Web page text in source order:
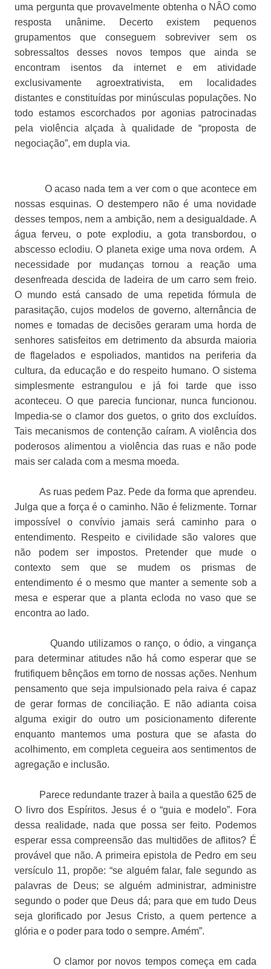
uma pergunta que provavelmente obtenha o NÂO como
resposta unânime. Decerto existem pequenos
grupamentos que conseguem sobreviver sem os
sobressaltos desses novos tempos que ainda se
encontram isentos da internet e em atividade
exclusivamente agroextrativista, em localidades
distantes e constituídas por minúsculas populações. No
todo estamos escorchados por agonias patrocinadas
pela violência alçada à qualidade de “proposta de
negociação”, em dupla via.
O acaso nada tem a ver com o que acontece em
nossas esquinas. O destempero não é uma novidade
desses tempos, nem a ambição, nem a desigualdade. A
água ferveu, o pote explodiu, a gota transbordou, o
abscesso eclodiu. O planeta exige uma nova ordem. A
necessidade por mudanças tornou a reação uma
desenfreada descida de ladeira de um carro sem freio.
O mundo está cansado de uma repetida fórmula de
parasitação, cujos modelos de governo, alternância de
nomes e tomadas de decisões geraram uma horda de
senhores satisfeitos em detrimento da absurda maioria
de flagelados e espoliados, mantidos na periferia da
cultura, da educação e do respeito humano. O sistema
simplesmente estrangulou e já foi tarde que isso
aconteceu. O que parecia funcionar, nunca funcionou.
Impedia-se o clamor dos guetos, o grito dos excluídos.
Tais mecanismos de contenção caíram. A violência dos
poderosos alimentou a violência das ruas e não pode
mais ser calada com a mesma moeda.
As ruas pedem Paz. Pede da forma que aprendeu.
Julga que a força é o caminho. Não é felizmente. Tornar
impossível o convívio jamais será caminho para o
entendimento. Respeito e civilidade são valores que
não podem ser impostos. Pretender que mude o
contexto sem que se mudem os prismas de
entendimento é o mesmo que manter a semente sob a
mesa e esperar que a planta ecloda no vaso que se
encontra ao lado.
Quando utilizamos o ranço, o ódio, a vingança
para determinar atitudes não há como esperar que se
frutifiquem bênçãos em torno de nossas ações. Nenhum
pensamento que seja impulsionado pela raiva é capaz
de gerar formas de conciliação. E não adianta coisa
alguma exigir do outro um posicionamento diferente
enquanto mantemos uma postura que se afasta do
acolhimento, em completa cegueira aos sentimentos de
agregação e inclusão.
Parece redundante trazer à baila a questão 625 de
O livro dos Espíritos. Jesus é o “guia e modelo”. Fora
dessa realidade, nada que possa ser feito. Podemos
esperar essa compreensão das multidões de aflitos? É
provável que não. A primeira epistola de Pedro em seu
versículo 11, propõe: “se alguém falar, fale segundo as
palavras de Deus; se alguém administrar, administre
segundo o poder que Deus dá; para que em tudo Deus
seja glorificado por Jesus Cristo, a quem pertence a
glória e o poder para todo o sempre. Amém”.
O clamor por novos tempos começa em cada